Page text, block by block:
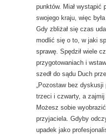
punktów. Miał wystąpić
swojego kraju, więc
Gdy zbliżał się czas
modlić się o to, w jaki
sprawę. Spędził wiele
przygotowaniach i
szedł do sądu Duch
„Pozostaw bez
trzeci i czwarty, a zajmij
Możesz sobie
przyjaciela. Gdyby
upadek jako